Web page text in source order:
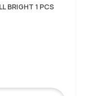
BRIGHT 1 PCS